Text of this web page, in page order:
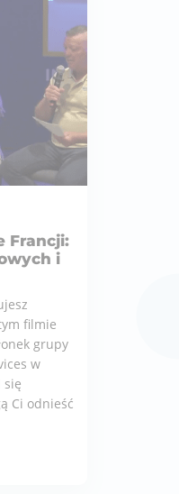
Francji:
i
filmie
grupy
w
się
Ci odnieść